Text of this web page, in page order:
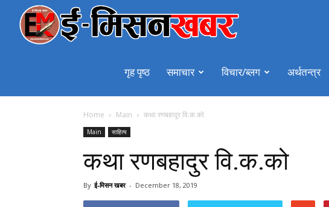
गृह पृष्ठ समाचार विचार/ब्लग अर्थतन्त्र
Home Main कथा रणबहादुर वि.क.को
Main साहित्य
कथा रणबहादुर वि.क.को
By ई-मिसन खबर - December 18, 2019